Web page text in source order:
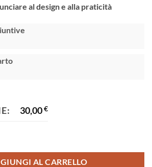
al design e alla praticità
30,00€
AL CARRELLO